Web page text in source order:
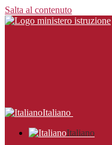
Salta al contenuto
Italiano
Italiano